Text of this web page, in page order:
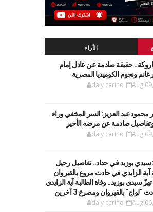
الأراء
حقيقة صادمة عن عادل إمام
ونجوم الكوميديا المصرية
daly carino Aug
محمود عبد العزيز: السر المخفي وراء
صادمة عن مرضه الأخير
daly carino Aug
بوزيد في حداد.. تفاصيل رحيل
آية الزايدي في حادث مروع بالقيروان
سيدي بوزيد.. وفاة الطالبة آية الزايدي
"لواج" بالقيروان ومصرع 3 آخرين
daly carino Aug